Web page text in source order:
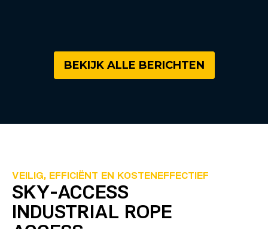
BEKIJK ALLE BERICHTEN
VEILIG, EFFICIËNT EN KOSTENEFFECTIEF
SKY-ACCESS
INDUSTRIAL ROPE